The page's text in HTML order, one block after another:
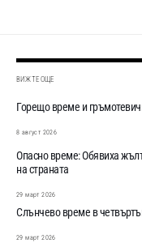
ВИЖТЕ ОЩЕ
Горещо време и
8 август 2026
Опасно време: Обявиха
на страната
29 март 2026
Слънчево време в
29 март 2026